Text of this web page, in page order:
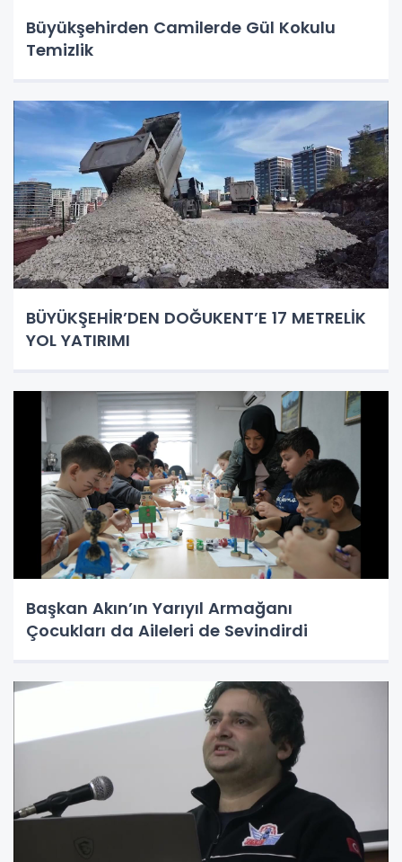
Büyükşehirden Camilerde Gül Kokulu
Temizlik
BÜYÜKŞEHİR’DEN DOĞUKENT’E 17 METRELİK
YOL YATIRIMI
Başkan Akın’ın Yarıyıl Armağanı
Çocukları da Aileleri de Sevindirdi